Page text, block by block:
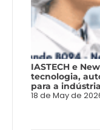
IASTECH e
tecnologia,
para a
18 de May de